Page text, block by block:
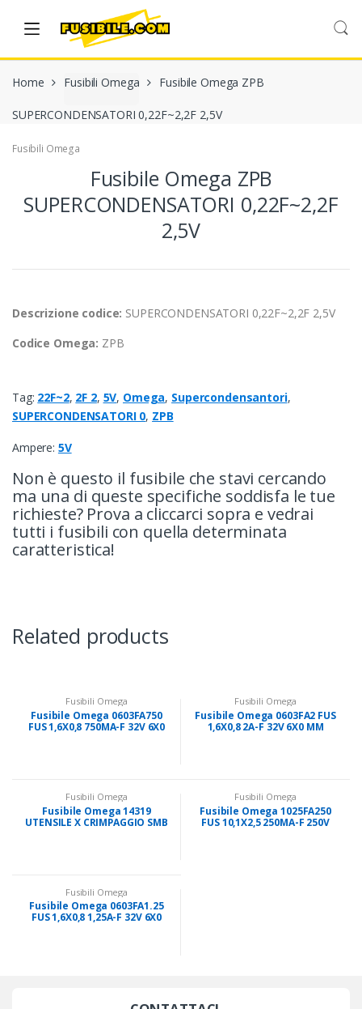
Home Fusibili Omega Fusibile Omega ZPB
SUPERCONDENSATORI 0,22F~2,2F 2,5V
Fusibili Omega
Fusibile Omega ZPB
SUPERCONDENSATORI 0,22F~2,2F
2,5V
Descrizione codice: SUPERCONDENSATORI 0,22F~2,2F 2,5V
Codice Omega: ZPB
Tag: 22F~2, 2F 2, 5V, Omega, Supercondensantori,
SUPERCONDENSATORI 0, ZPB
Ampere: 5V
Non è questo il fusibile che stavi cercando
ma una di queste specifiche soddisfa le tue
richieste? Prova a cliccarci sopra e vedrai
tutti i fusibili con quella determinata
caratteristica!
Related products
Fusibili Omega
Fusibile Omega 0603FA750
FUS 1,6X0,8 750MA-F 32V 6X0
Fusibili Omega
Fusibile Omega 0603FA2 FUS
1,6X0,8 2A-F 32V 6X0 MM
Fusibili Omega
Fusibile Omega 14319
UTENSILE X CRIMPAGGIO SMB
Fusibili Omega
Fusibile Omega 1025FA250
FUS 10,1X2,5 250MA-F 250V
Fusibili Omega
Fusibile Omega 0603FA1.25
FUS 1,6X0,8 1,25A-F 32V 6X0